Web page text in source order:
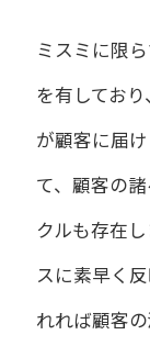
ミスミに限
を有してお
が顧客に届
て、顧客の
クルも存在
スに素早く
れれば顧客